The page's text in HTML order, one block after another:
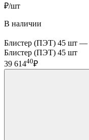
₽/шт
В наличии
Блистер (ПЭТ) 45 шт —
Блистер (ПЭТ) 45 шт
39 61440₽